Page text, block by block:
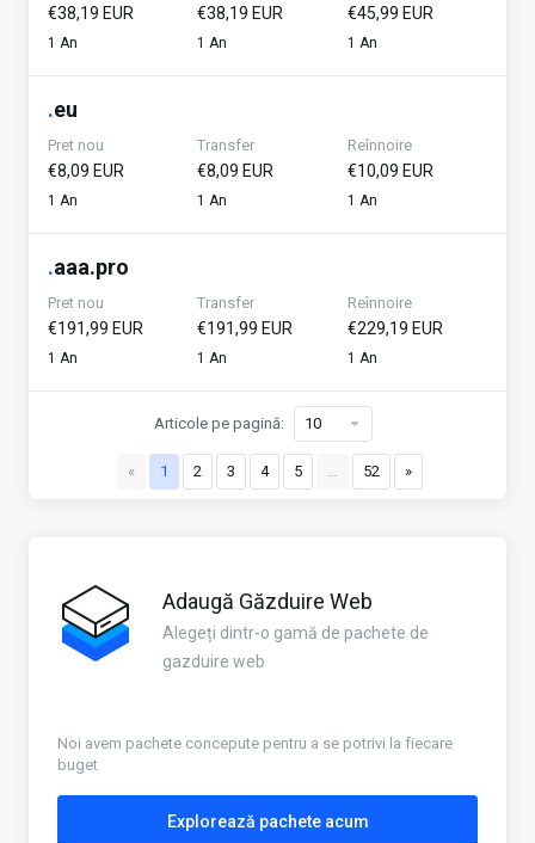
€38,19 EUR
1 An
€38,19 EUR
1 An
€45,99 EUR
1 An
.eu
Pret nou
€8,09 EUR
1 An
Transfer
€8,09 EUR
1 An
Reînnoire
€10,09 EUR
1 An
.aaa.pro
Pret nou
€191,99 EUR
1 An
Transfer
€191,99 EUR
1 An
Reînnoire
€229,19 EUR
1 An
« 1 2 3 4 5 … 52 »
Articole pe pagină:
Adaugă Găzduire Web
Alegeți dintr-o gamă de pachete de
gazduire web
Noi avem pachete concepute pentru a se potrivi la fiecare
buget
Explorează pachete acum